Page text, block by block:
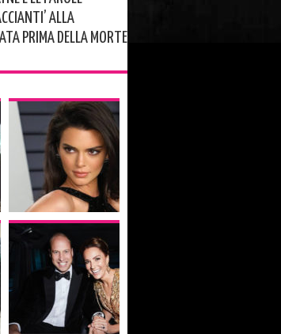
ALLA
PRIMA DELLA MORTE